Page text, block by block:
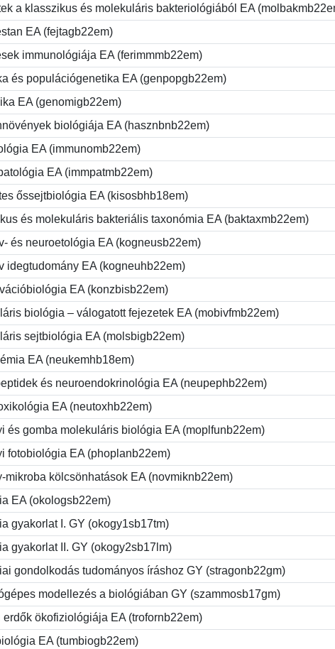
a klasszikus és molekuláris bakteriológiából EA
EA (fejtagb22em)
immunológiája EA (ferimmmb22em)
és populációgenetika EA (genpopgb22em)
EA (genomigb22em)
biológiája EA (hasznbnb22em)
EA (immunomb22em)
EA (immpatmb22em)
őssejtbiológia EA (kisosbhb18em)
és molekuláris bakteriális taxonómia EA (baktaxmb22em)
és neuroetológia EA (kogneusb22em)
idegtudomány EA (kogneuhb22em)
EA (konzbisb22em)
biológia – válogatott fejezetek EA (mobivfmb22em)
sejtbiológia EA (molsbigb22em)
EA (neukemhb18em)
és neuroendokrinológia EA (neupephb22em)
EA (neutoxhb22em)
és gomba molekuláris biológia EA (moplfunb22em)
fotobiológia EA (phoplanb22em)
mikroba kölcsönhatások EA (novmiknb22em)
EA (okologsb22em)
gyakorlat I. GY (okogy1sb17tm)
gyakorlat II. GY (okogy2sb17lm)
gondolkodás tudományos íráshoz GY (stragonb22gm)
modellezés a biológiában GY (szammosb17gm)
erdők ökofiziológiája EA (trofornb22em)
EA (tumbiogb22em)